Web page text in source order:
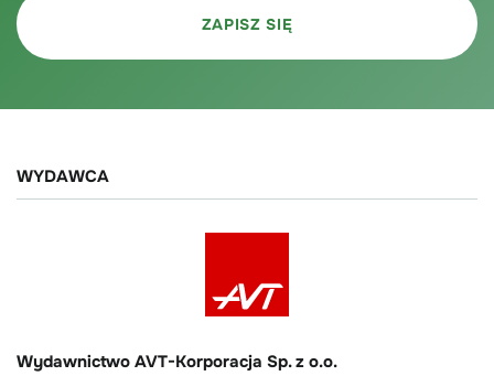
WYDAWCA
Wydawnictwo AVT-Korporacja Sp. z o.o.